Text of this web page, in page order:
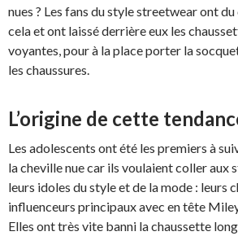
nues ? Les fans du style streetwear ont
cela et ont laissé derrière eux les
voyantes, pour à la place porter la
les chaussures.
L’origine de cette
Les adolescents ont été les premiers à
la cheville nue car ils voulaient coller aux
leurs idoles du style et de la mode : leurs
influenceurs principaux avec en tête
Elles ont très vite banni la chaussette